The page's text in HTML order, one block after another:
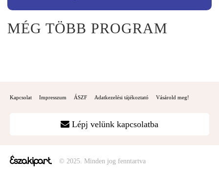
MÉG TÖBB PROGRAM
Kapcsolat Impresszum ÁSZF Adatkezelési tájékoztató Vásárold meg!
Lépj velünk kapcsolatba
© 2025. Minden jog fenntartva